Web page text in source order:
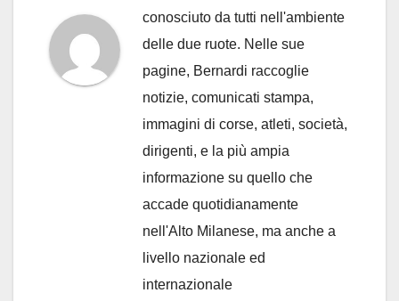
conosciuto da tutti nell'ambiente
delle due ruote. Nelle sue
pagine, Bernardi raccoglie
notizie, comunicati stampa,
immagini di corse, atleti, società,
dirigenti, e la più ampia
informazione su quello che
accade quotidianamente
nell'Alto Milanese, ma anche a
livello nazionale ed
internazionale